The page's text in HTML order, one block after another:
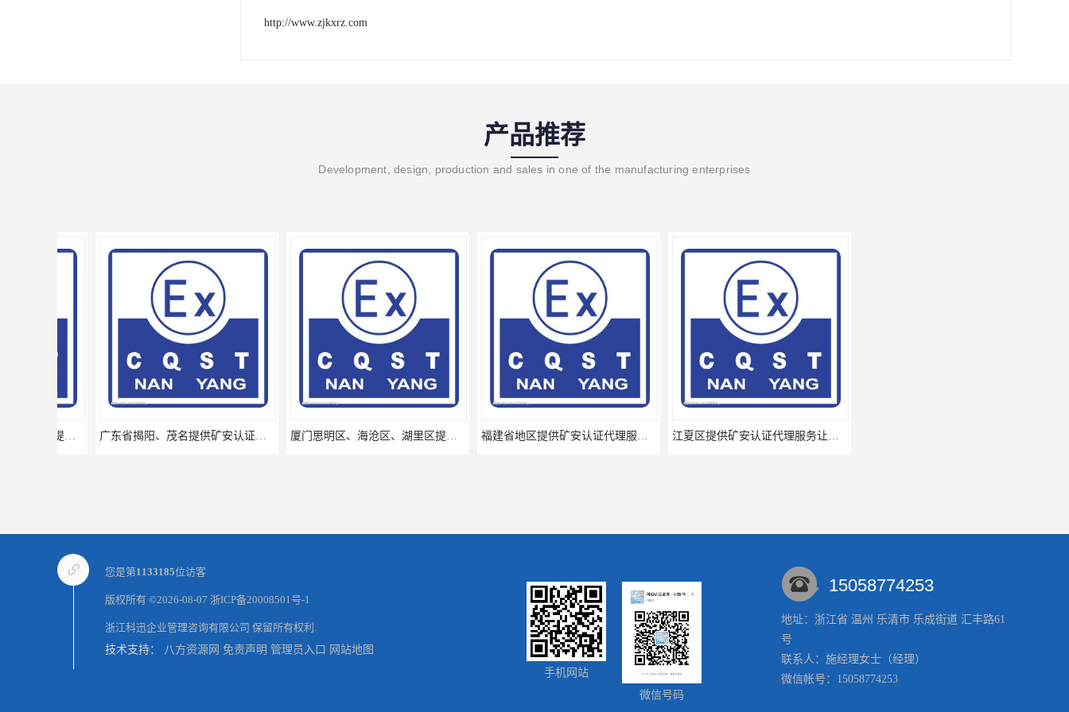
http://www.zjkxrz.com
产品推荐
Development, design, production and sales in one of the manufacturing enterprises
广东省揭阳、茂名提供矿安认证专业咨询服务机构让你拿本放心省心 厦门思明区、海沧区、湖里区提供矿安认证专业技术服务值得信赖的咨询专家 福建省地区提供矿安认证代理服务让您贴心顺心的专业代理机构 江夏区提供矿安认证代理服务让您贴心顺心的专业代理机构
丽水、宁波、杭州提供矿安认证专业咨询服务机构让你拿本放心 卫辉市、辉县市提供矿安认证专业技术服务值得信赖的咨询专家 河南省南阳提供矿安认证专业技术服务值得信赖的咨询专家
您是第1133185位访客
版权所有 ©2026-08-07 浙ICP备20008501号-1
浙江科迅企业管理咨询有限公司 保留所有权利.
技术支持： 八方资源网 免责声明 管理员入口 网站地图
手机网站
微信号码
15058774253
地址：浙江省 温州 乐清市 乐成街道 汇丰路61
号
联系人：施经理女士 （经理）
微信帐号：15058774253